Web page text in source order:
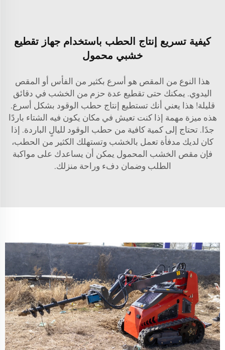
كيفية تسريع إنتاج الحطب باستخدام جهاز تقطيع
خشبي محمول
هذا النوع من المقص هو أسرع بكثير من الفأس أو المقص
اليدوي. يمكنك حتى تقطيع عدة حزم من الخشب في دقائق
قليلة! هذا يعني أنك تستطيع إنتاج حطب الوقود بشكل أسرع.
هذه ميزة مهمة إذا كنت تعيش في مكان يكون فيه الشتاء باردًا
جدًا. تحتاج إلى كمية كافية من حطب الوقود لليالٍ الباردة. إذا
كان لديك مدفأة تعمل بالخشب وتستهلك الكثير من الحطب،
فإن مقص الخشب المحمول يمكن أن يساعدك على مواكبة
الطلب وضمان دفء وراحة منزلك.